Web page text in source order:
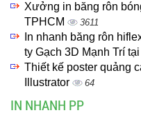
Xưởng in băng rôn
TPHCM
3611
In nhanh băng rôn
ty Gạch 3D Mạnh Trí
Thiết kế poster quảng
Illustrator
64
IN NHANH PP